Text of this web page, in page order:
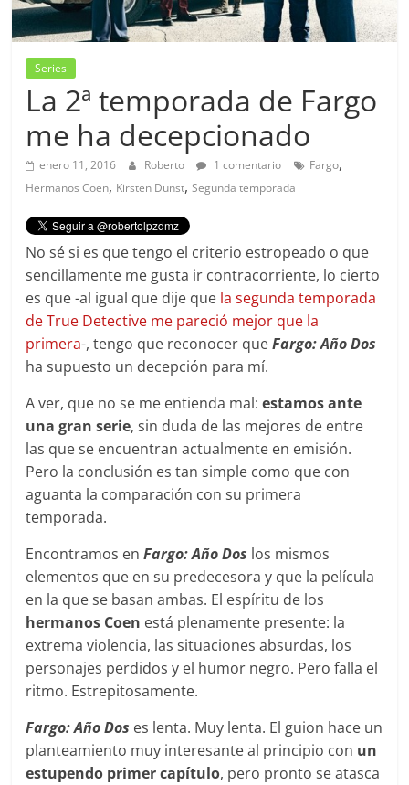
Series
La 2ª temporada de Fargo
me ha decepcionado
enero 11, 2016 Roberto 1 comentario Fargo,
Hermanos Coen, Kirsten Dunst,Segunda temporada
No sé si es que tengo el criterio estropeado o que
sencillamente me gusta ir contracorriente, lo cierto
es que -al igual que dije que la segunda temporada
de True Detective me pareció mejor que la
primera-, tengo que reconocer queFargo: Año Dos
ha supuesto un decepción para mí.
A ver, que no se me entienda mal:estamos ante
una gran serie, sin duda de las mejores de entre
las que se encuentran actualmente en emisión.
Pero la conclusión es tan simple como que con
aguanta la comparación con su primera
temporada.
Encontramos enFargo: Año Dos los mismos
elementos que en su predecesora y que la película
en la que se basan ambas. El espíritu de los
hermanos Coen está plenamente presente: la
extrema violencia, las situaciones absurdas, los
personajes perdidos y el humor negro. Pero falla el
ritmo. Estrepitosamente.
Fargo: Año Dos es lenta. Muy lenta. El guion hace un
planteamiento muy interesante al principio con un
estupendo primer capítulo, pero pronto se atasca